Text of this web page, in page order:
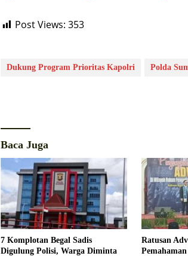
Post Views: 353
Dukung Program Prioritas Kapolri Polda
Baca Juga
7 Komplotan Begal Sadis
Digulung Polisi, Warga Diminta
Ratusan